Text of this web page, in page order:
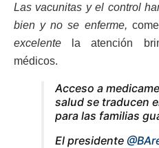
Las vacunitas y el control
bien y no se enferme,
excelente la atención
médicos.
Acceso a
salud se traducen
para las familias
El presidente